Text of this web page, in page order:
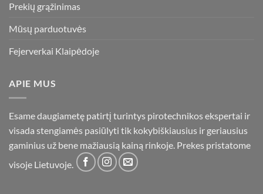
Prekių grąžinimas
Mūsų parduotuvės
Fejerverkai Klaipėdoje
APIE MUS
Esame daugiametę patirtį turintys pirotechnikos ekspertai ir
visada stengiamės pasiūlyti tik kokybiškiausius ir geriausius
gaminius už bene mažiausią kainą rinkoje. Prekes pristatome
visoje Lietuvoje.